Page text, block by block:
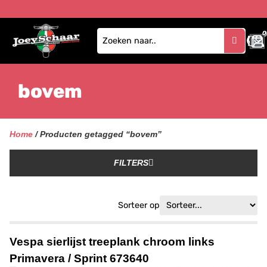
0
0
bovem
Home / Producten getagged “bovem”
FILTERS
Sorteer op
Vespa sierlijst treeplank chroom links
Primavera / Sprint 673640